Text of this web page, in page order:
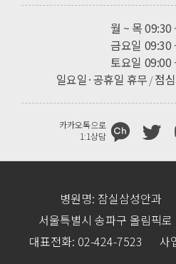
진료시
월 ~ 목09:30
금요일 09:30
토요일 09:00
일요일·공휴일 휴무 /점
카카오톡으로
1:1상담
병원명: 잠실삼성안과
서울특별시 송파구 올림픽
대표전화: 02-424-7523
사